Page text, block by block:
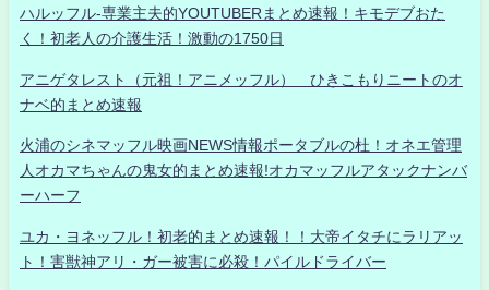
ハルッフル-専業主夫的YOUTUBERまとめ速報！キモデブおた
く！初老人の介護生活！激動の1750日
アニゲタレスト（元祖！アニメッフル） ひきこもりニートのオ
ナベ的まとめ速報
火浦のシネマッフル映画NEWS情報ポータブルの杜！オネエ管理
人オカマちゃんの鬼女的まとめ速報!オカマッフルアタックナンバ
ーハーフ
ユカ・ヨネッフル！初老的まとめ速報！！大帝イタチにラリアッ
ト！害獣神アリ・ガー被害に必殺！パイルドライバー